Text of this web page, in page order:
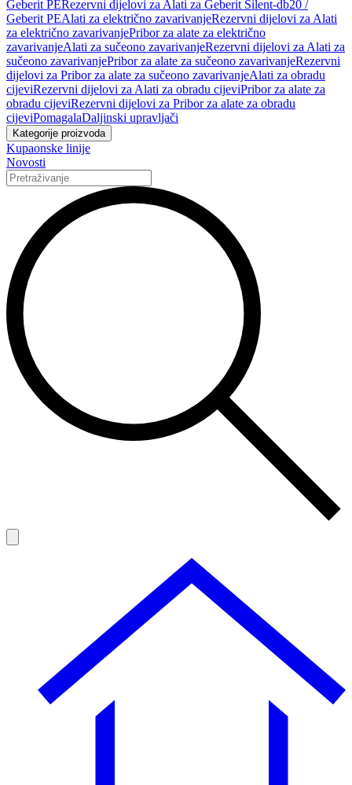
Geberit PERezervni dijelovi za Alati za Geberit Silent-db20 /
Geberit PEAlati za električno zavarivanjeRezervni dijelovi za Alati
za električno zavarivanjePribor za alate za električno
zavarivanjeAlati za sučeono zavarivanjeRezervni dijelovi za Alati za
sučeono zavarivanjePribor za alate za sučeono zavarivanjeRezervni
dijelovi za Pribor za alate za sučeono zavarivanjeAlati za obradu
cijeviRezervni dijelovi za Alati za obradu cijeviPribor za alate za
obradu cijeviRezervni dijelovi za Pribor za alate za obradu
cijeviPomagalaDaljinski upravljači
Kategorije proizvoda
Kupaonske linije
Novosti